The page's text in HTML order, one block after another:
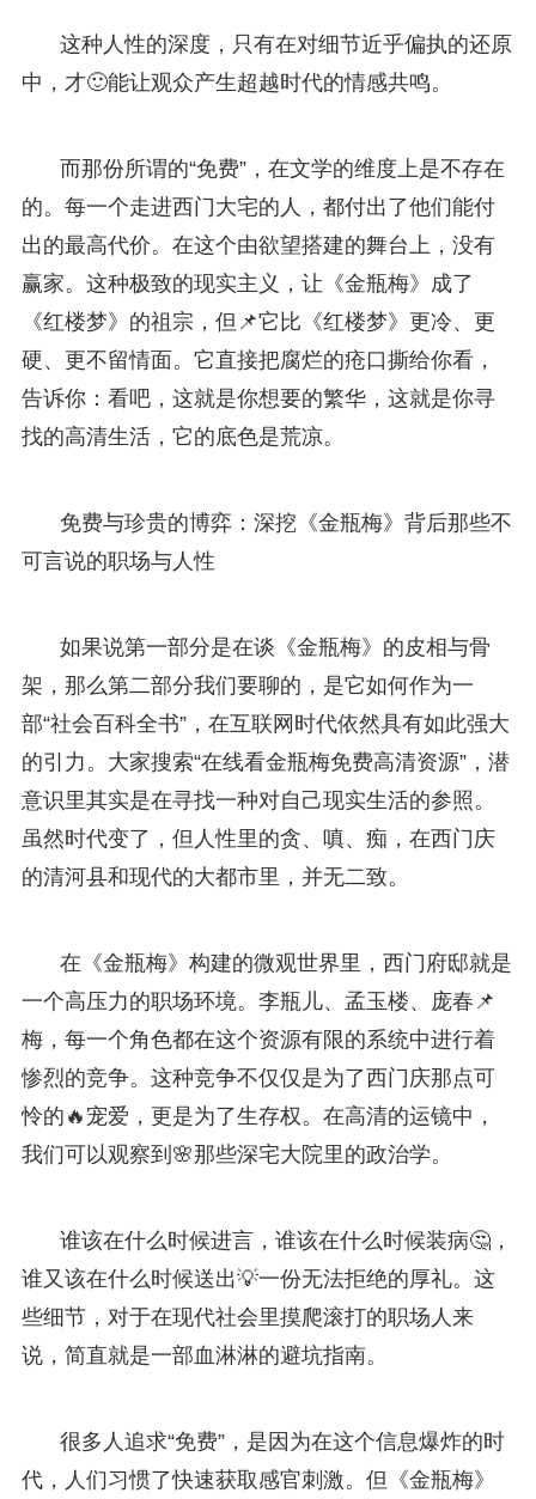
这种人性的深度，只有在对细节近乎偏执的还原
中，才🙂能让观众产生超越时代的情感共鸣。
而那份所谓的“免费”，在文学的维度上是不存在
的。每一个走进西门大宅的人，都付出了他们能付
出的最高代价。在这个由欲望搭建的舞台上，没有
赢家。这种极致的现实主义，让《金瓶梅》成了
《红楼梦》的祖宗，但📌它比《红楼梦》更冷、更
硬、更不留情面。它直接把腐烂的疮口撕给你看，
告诉你：看吧，这就是你想要的繁华，这就是你寻
找的高清生活，它的底色是荒凉。
免费与珍贵的博弈：深挖《金瓶梅》背后那些不
可言说的职场与人性
如果说第一部分是在谈《金瓶梅》的皮相与骨
架，那么第二部分我们要聊的，是它如何作为一
部“社会百科全书”，在互联网时代依然具有如此强大
的引力。大家搜索“在线看金瓶梅免费高清资源”，潜
意识里其实是在寻找一种对自己现实生活的参照。
虽然时代变了，但人性里的贪、嗔、痴，在西门庆
的清河县和现代的大都市里，并无二致。
在《金瓶梅》构建的微观世界里，西门府邸就是
一个高压力的职场环境。李瓶儿、孟玉楼、庞春📌
梅，每一个角色都在这个资源有限的系统中进行着
惨烈的竞争。这种竞争不仅仅是为了西门庆那点可
怜的🔥宠爱，更是为了生存权。在高清的运镜中，
我们可以观察到🌸那些深宅大院里的政治学。
谁该在什么时候进言，谁该在什么时候装病🤔，
谁又该在什么时候送出💡一份无法拒绝的厚礼。这
些细节，对于在现代社会里摸爬滚打的职场人来
说，简直就是一部血淋淋的避坑指南。
很多人追求“免费”，是因为在这个信息爆炸的时
代，人们习惯了快速获取感官刺激。但《金瓶梅》